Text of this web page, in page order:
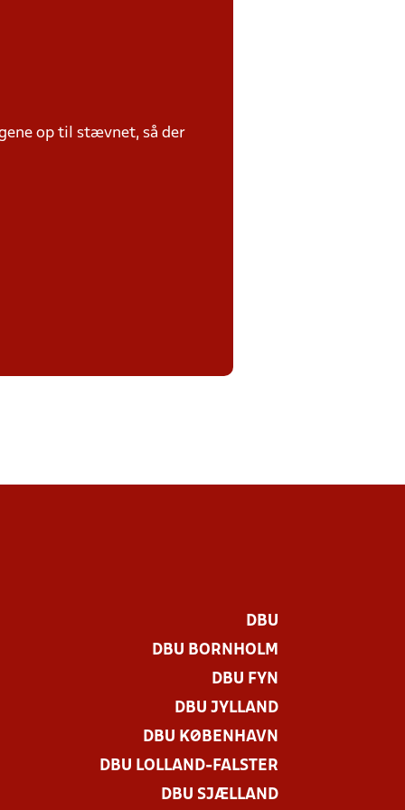
op til stævnet, så der
DBU
DBU BORNHOLM
DBU FYN
DBU JYLLAND
DBU KØBENHAVN
DBU LOLLAND-FALSTER
DBU SJÆLLAND